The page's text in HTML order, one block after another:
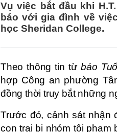
Vụ việc bắt đầu khi
báo với gia đình về
học Sheridan College.
Theo thông tin từbáo
hợp Công an phường
đồng thời truy bắt những
Trước đó, cảnh sát nhận
con trai bị nhóm tội phạm